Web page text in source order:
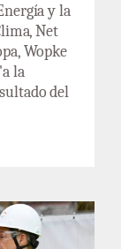
y la
Net
Wopke
la
del